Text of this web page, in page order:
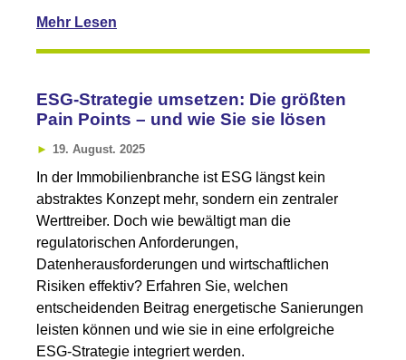
Mehr Lesen
ESG-Strategie umsetzen: Die größten
Pain Points – und wie Sie sie lösen
19. August. 2025
In der Immobilienbranche ist ESG längst kein
abstraktes Konzept mehr, sondern ein zentraler
Werttreiber. Doch wie bewältigt man die
regulatorischen Anforderungen,
Datenherausforderungen und wirtschaftlichen
Risiken effektiv? Erfahren Sie, welchen
entscheidenden Beitrag energetische Sanierungen
leisten können und wie sie in eine erfolgreiche
ESG-Strategie integriert werden.